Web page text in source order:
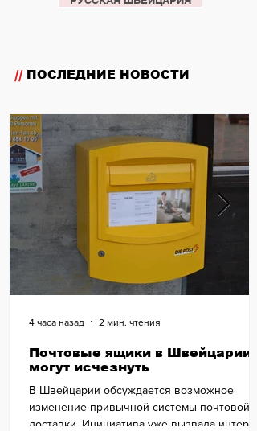
// ПОСЛЕДНИЕ НОВОСТИ
Почтовые ящики в Швейцарии
могут исчезнуть
В Швейцарии обсуждается возможное
изменение привычной системы почтовой
доставки. Инициатива уже вызвала интерес
4 часа назад 2 мин. чтения